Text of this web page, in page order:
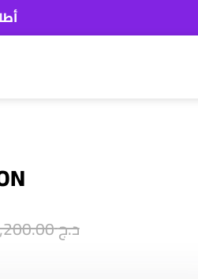
د.ج5,200.00